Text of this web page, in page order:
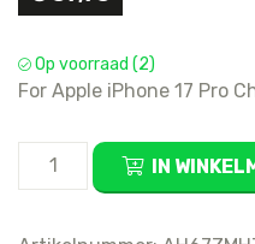
Op voorraad (2)
For Apple iPhone 17 Pro
Apple
IN